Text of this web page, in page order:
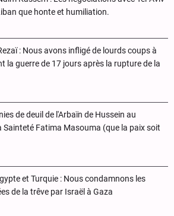
que honte et humiliation.
: Nous avons infligé de lourds coups à
la guerre de 17 jours après la rupture de la
de deuil de l'Arbaïn de Hussein au
Sainteté Fatima Masouma (que la paix soit
et Turquie : Nous condamnons les
de la trêve par Israël à Gaza